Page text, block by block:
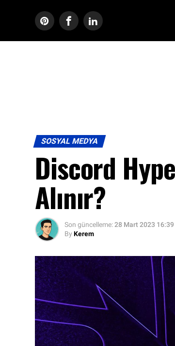
SOSYAL MEDYA
Discord
Alınır?
Son güncelleme:28 Mart 2023 16:39
By Kerem